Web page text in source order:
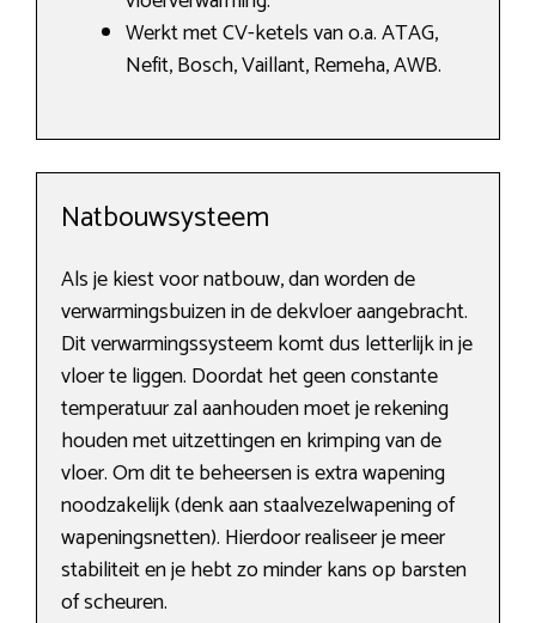
Werkt met CV-ketels van o.a. ATAG,
Nefit, Bosch, Vaillant, Remeha, AWB.
Natbouwsysteem
Als je kiest voor natbouw, dan worden de
verwarmingsbuizen in de dekvloer aangebracht.
Dit verwarmingssysteem komt dus letterlijk in je
vloer te liggen. Doordat het geen constante
temperatuur zal aanhouden moet je rekening
houden met uitzettingen en krimping van de
vloer. Om dit te beheersen is extra wapening
noodzakelijk (denk aan staalvezelwapening of
wapeningsnetten). Hierdoor realiseer je meer
stabiliteit en je hebt zo minder kans op barsten
of scheuren.